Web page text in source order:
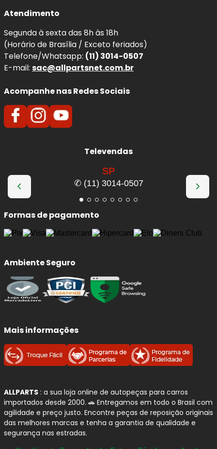
Atendimento
Segunda à sexta das 8h às 18h
(Horário de Brasília / Exceto feriados)
Telefone/Whatsapp: (11) 3014-0507
E-mail: sac@allpartsnet.com.br
Acompanhe nas Redes Sociais
Televendas
SP
✆ (11) 3014-0507
Formas de pagamento
Ambiente Seguro
Mais informações
ALLPARTS : a sua loja online de autopeças para carros
importados desde 2000. 🚗 Entregamos em todo o Brasil com
agilidade e preço justo. Encontre peças de reposição originais
das melhores marcas e tenha a garantia de qualidade e
segurança nas estradas.